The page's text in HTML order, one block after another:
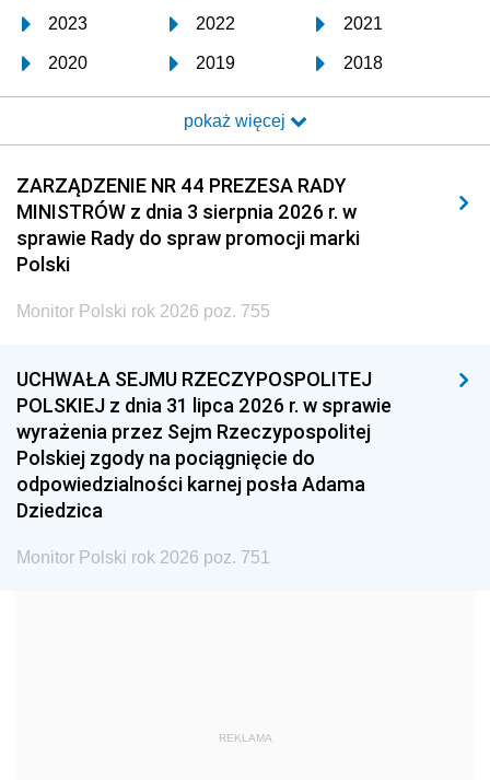
2023 2022 2021
2020 2019 2018
2017 2016 2015
2014 2013 2012
2011 2010 2009
2008 2007 2006
2005
1996 1995 1994
1993 1992 1991
1990 1989
1987 1986 1985
1968
pokaż więcej
ZARZĄDZENIE NR 44 PREZESA RADY
MINISTRÓW z dnia 3 sierpnia 2026 r. w
sprawie Rady do spraw promocji marki
Polski
Monitor Polski rok 2026 poz. 755
UCHWAŁA SEJMU RZECZYPOSPOLITEJ
POLSKIEJ z dnia 31 lipca 2026 r. w sprawie
wyrażenia przez Sejm Rzeczypospolitej
Polskiej zgody na pociągnięcie do
odpowiedzialności karnej posła Adama
Dziedzica
Monitor Polski rok 2026 poz. 751
REKLAMA